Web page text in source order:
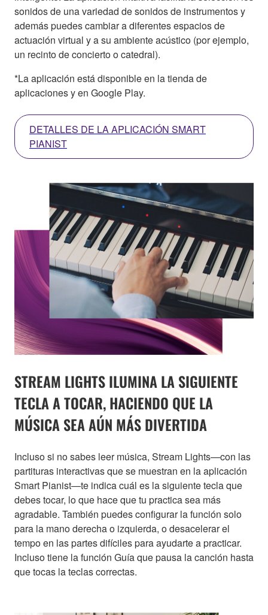
sonidos de una variedad de sonidos de instrumentos y
además puedes cambiar a diferentes espacios de
actuación virtual y a su ambiente acústico (por ejemplo,
un recinto de concierto o catedral).
*La aplicación está disponible en la tienda de
aplicaciones y en Google Play.
DETALLES DE LA APLICACIÓN SMART
PIANIST
STREAM LIGHTS ILUMINA LA SIGUIENTE
TECLA A TOCAR, HACIENDO QUE LA
MÚSICA SEA AÚN MÁS DIVERTIDA
Incluso si no sabes leer música, Stream Lights—con las
partituras interactivas que se muestran en la aplicación
Smart Pianist—te indica cuál es la siguiente tecla que
debes tocar, lo que hace que tu practica sea más
agradable. También puedes configurar la función solo
para la mano derecha o izquierda, o desacelerar el
tempo en las partes difíciles para ayudarte a practicar.
Incluso tiene la función Guía que pausa la canción hasta
que tocas la teclas correctas.